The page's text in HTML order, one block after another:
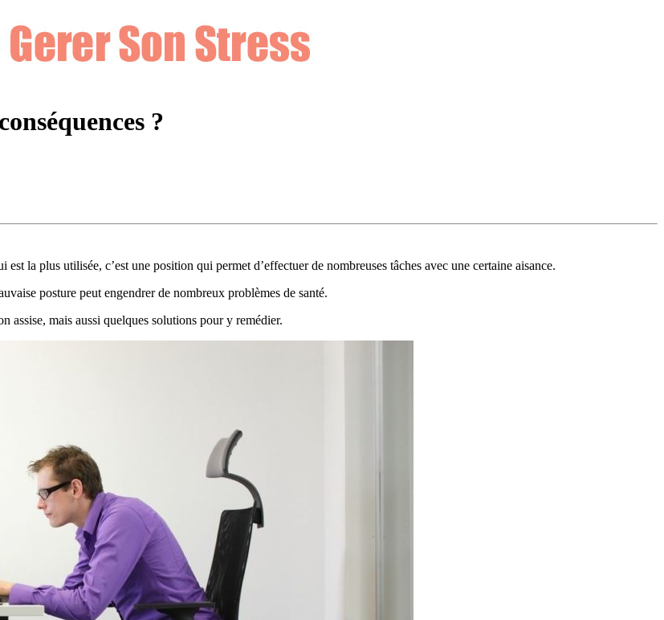
?
la plus utilisée, c’est une position qui permet d’effectuer de nombreuses tâches avec une certaine aisance.
posture peut engendrer de nombreux problèmes de santé.
assise, mais aussi quelques solutions pour y remédier.